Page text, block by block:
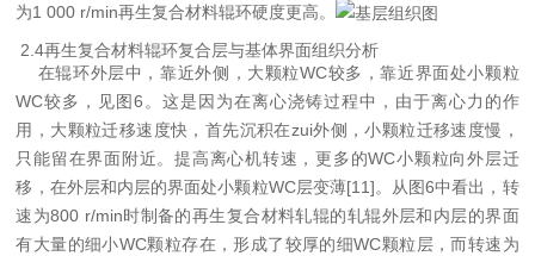
为1 000 r/min再生复合材料辊环硬度更高。
2.4再生复合材料辊环复合层与基体界面组织分析
在辊环外层中，靠近外侧，大颗粒WC较多，靠近界面处小颗粒
WC较多，见图6。这是因为在离心浇铸过程中，由于离心力的作
用，大颗粒迁移速度快，首先沉积在zui外侧，小颗粒迁移速度慢，
只能留在界面附近。提高离心机转速，更多的WC小颗粒向外层迁
移，在外层和内层的界面处小颗粒WC层变薄[11]。从图6中看出，转
速为800 r/min时制备的再生复合材料轧辊的轧辊外层和内层的界面
有大量的细小WC颗粒存在，形成了较厚的细WC颗粒层，而转速为